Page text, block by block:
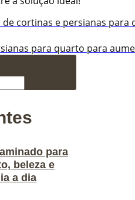
de cortinas e persianas para
para quarto para
para
beleza e
a dia